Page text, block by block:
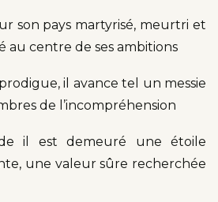
son pays martyrisé, meurtri et
au centre de ses ambitions
il avance tel un messie
de l’incompréhension
il est demeuré une étoile
une valeur sûre recherchée